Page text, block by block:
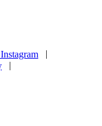
|
|